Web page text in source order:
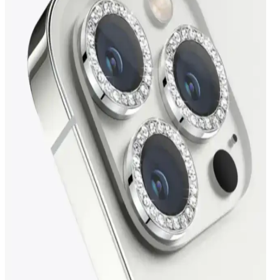
Fibaks iPhone 15 Pro Max Ekran Koruyucu
Karşılaştırması: Mat ve Tamperli Cam Seçenekleri
Fibaks markasının iPhone 15 Pro Max ekran koruyucuları olan mat
yüzeyli ve tamperli cam seçeneklerini karşılaştırıyoruz. Her iki
ürünün özellikleri, kullanıcı yorumları ve avantajlarıyla en uygun
koruyucuyu seçmenize yardımcı oluyor.
iPhone 14 ve 15 için Kamera Lens Koruyucu
Seçenekleri ve Önemi
iPhone 14 ve 15 modellerinde kamera lenslerini çizilmelere ve
darbelere karşı koruyan kaliteli lens koruyucuların önemi ve seçim
kriterleri hakkında bilgiler.
Samsung Galaxy Note 8 için Deri Görünümlü Lux
Niss Silikon Kılıf Şıklık ve Koruma Sağlar
Deri görünümlü, şık ve hafif silikon kılıf, Samsung Galaxy Note 8'i
çizilmelere ve darbelere karşı korurken estetik bir görünüm sunar.
Xiaomi Redmi Note 9 Pro İçin En İyi Ekran
Koruyucu Karşılaştırması ve Seçim Rehberi